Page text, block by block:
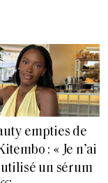
empties de
: « Je n’ai
un sérum